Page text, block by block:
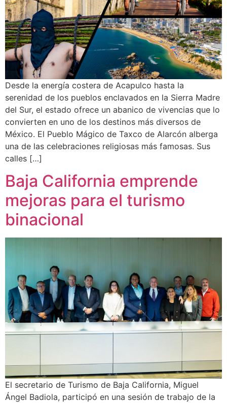
Desde la energía costera de Acapulco hasta la
serenidad de los pueblos enclavados en la Sierra Madre
del Sur, el estado ofrece un abanico de vivencias que lo
convierten en uno de los destinos más diversos de
México. El Pueblo Mágico de Taxco de Alarcón alberga
una de las celebraciones religiosas más famosas. Sus
calles […]
Baja California emprende
mejoras para el turismo
binacional
El secretario de Turismo de Baja California, Miguel
Ángel Badiola, participó en una sesión de trabajo de la